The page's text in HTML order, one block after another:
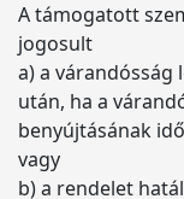
A támogatott
jogosult
a) a
után, ha a
benyújtásának
vagy
b) a rendelet